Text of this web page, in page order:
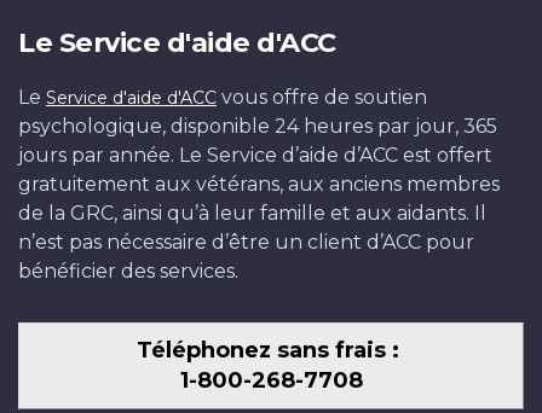
Le Service d'aide d'ACC
Le Service d'aide d'ACC vous offre de soutien
psychologique, disponible 24 heures par jour, 365
jours par année. Le Service d’aide d’ACC est offert
gratuitement aux vétérans, aux anciens membres
de la GRC, ainsi qu’à leur famille et aux aidants. Il
n’est pas nécessaire d’être un client d’ACC pour
bénéficier des services.
Téléphonez sans frais :
1-800-268-7708